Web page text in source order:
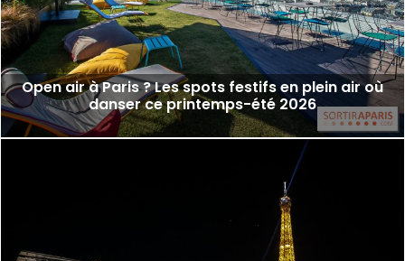
Open air à Paris ? Les spots festifs en plein air où
danser ce printemps-été 2026